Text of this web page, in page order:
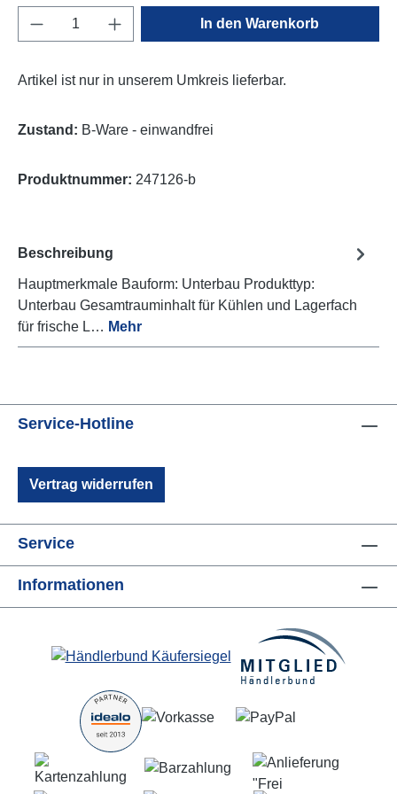
Produkt Anzahl: Gib den gewünschten
In den Warenkorb
Artikel ist nur in unserem Umkreis lieferbar.
Zustand: B-Ware - einwandfrei
Produktnummer: 247126-b
Beschreibung
Hauptmerkmale Bauform: Unterbau Produkttyp:
Unterbau Gesamtrauminhalt für Kühlen und Lagerfach
für frische L… Mehr
Service-Hotline
Vertrag widerrufen
Service
Informationen